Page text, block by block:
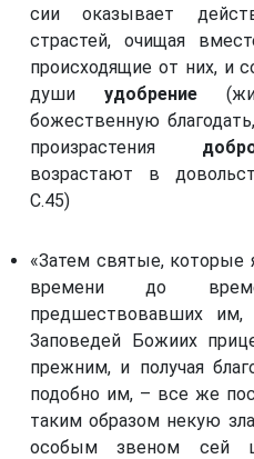
сии оказывает
страстей, очищая
происходящие от них, и
душиудобрение
божественную
произрастения
возрастают в
С.45)
«Затем святые, которые
времени до
предшествовавших им,
Заповедей Божиих
прежним, и получая
подобно им, – все же
таким образом некую
особым звеном сей